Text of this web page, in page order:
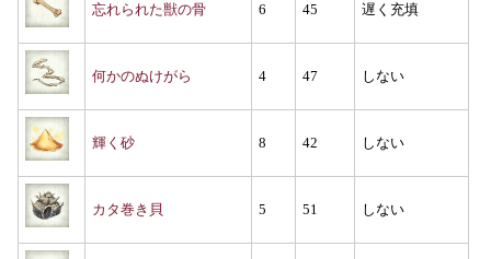
忘れられた獣の骨 6 45 遅く充填
何かのぬけがら 4 47 しない
輝く砂 8 42 しない
カタ巻き貝 5 51 しない